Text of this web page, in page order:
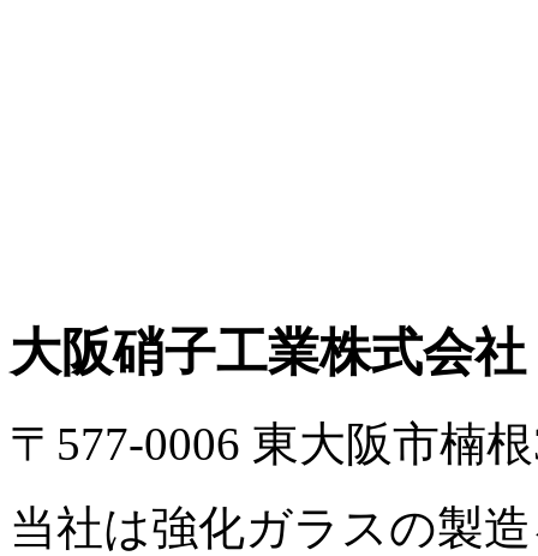
大阪硝子工業株式会社
〒577-0006 東大阪市楠
当社は強化ガラスの製